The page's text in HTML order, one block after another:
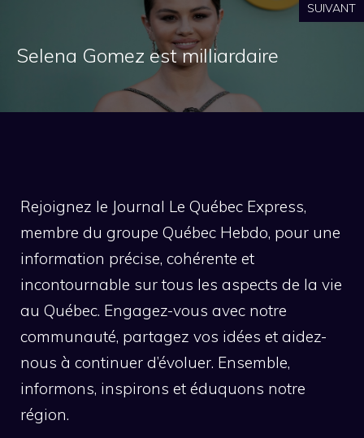
SUIVANT
Selena Gomez est milliardaire
Rejoignez le Journal Le Québec Express,
membre du groupe Québec Hebdo, pour une
information précise, cohérente et
incontournable sur tous les aspects de la vie
au Québec. Engagez-vous avec notre
communauté, partagez vos idées et aidez-
nous à continuer d’évoluer. Ensemble,
informons, inspirons et éduquons notre
région.